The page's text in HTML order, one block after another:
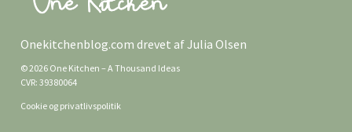
Onekitchenblog.com drevet af Julia Olsen
© 2026 One Kitchen – A Thousand Ideas
CVR: 39380064
Cookie og privatlivspolitik